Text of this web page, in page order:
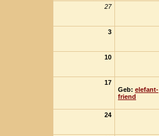
27
3
10
17
Geb: elefant-
friend
24